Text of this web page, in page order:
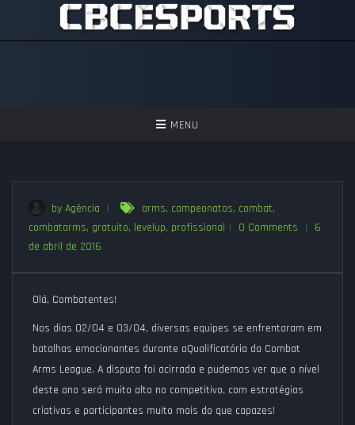
TOGGLE
MENU
ASSISTIR
PERGUNTAS FREQUENTES
by Agência | arms, campeonatos, combat,
combatarms, gratuito, levelup, profissional | 0 Comments |
6
de abril de 2016
Olá, Combatentes!
Nos dias 02/04 e 03/04, diversas equipes se enfrentaram em
batalhas emocionantes durante aQualificatória da Combat
Arms League. A disputa foi acirrada e pudemos ver que o nível
deste ano será muito alto no competitivo, com estratégias
criativas e participantes muito mais do que capazes!